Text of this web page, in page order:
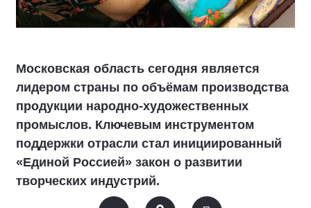
Московская область сегодня является
лидером страны по объёмам производства
продукции народно-художественных
промыслов. Ключевым инструментом
поддержки отрасли стал инициированный
«Единой Россией» закон о развитии
творческих индустрий.